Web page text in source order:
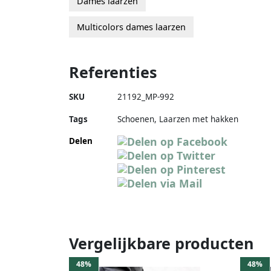
Multicolors dames laarzen
Referenties
SKU 21192_MP-992
Tags
Schoenen, Laarzen met hakken
Delen
Vergelijkbare producten
48% 48%